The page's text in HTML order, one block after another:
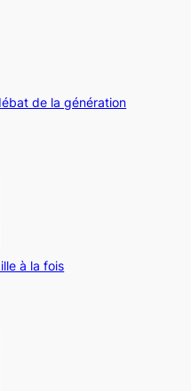
de la génération
à la fois